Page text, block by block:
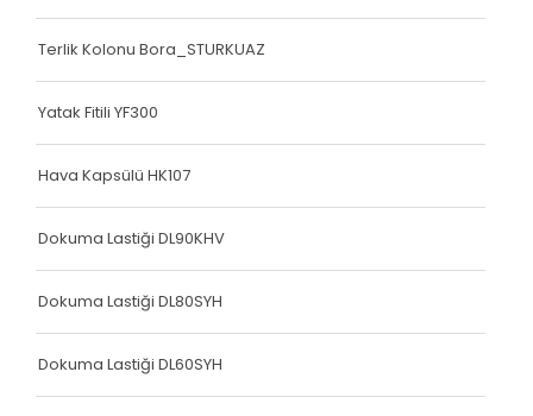
Terlik Kolonu
Spanzed Kolonu
Polis Yeleği
Yatak Fitili
Yatak Fitili
Terlik Kolonu Bora_STURKUAZ
Yatak Fitili YF300
Hava Kapsülü HK107
Dokuma Lastiği DL90KHV
Dokuma Lastiği DL80SYH
Dokuma Lastiği DL60SYH